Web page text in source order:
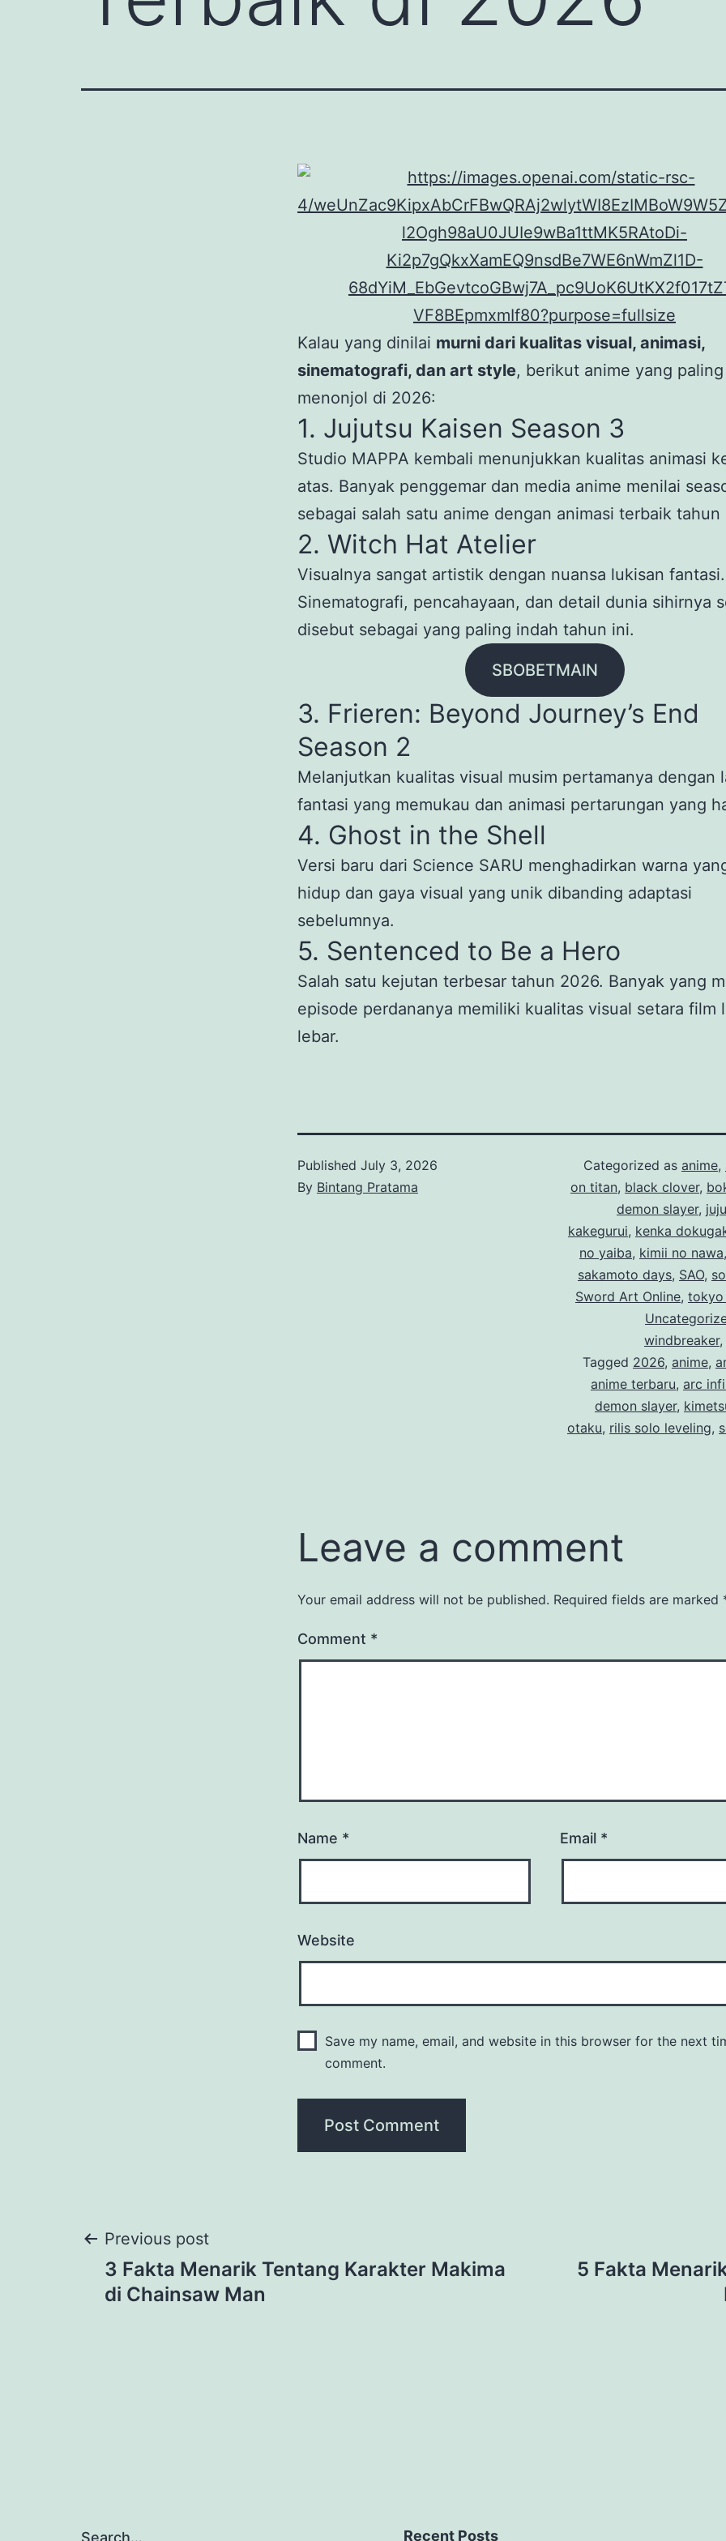
Kalau yang dinilai murni dari kualitas visual, animasi,
sinematografi, dan art style, berikut anime yang paling
menonjol di 2026:
1. Jujutsu Kaisen Season 3
Studio MAPPA kembali menunjukkan kualitas animasi
atas. Banyak penggemar dan media anime menilai
sebagai salah satu anime dengan animasi terbaik tahun
2. Witch Hat Atelier
Visualnya sangat artistik dengan nuansa lukisan fantasi.
Sinematografi, pencahayaan, dan detail dunia sihirnya
disebut sebagai yang paling indah tahun ini.
SBOBETMAIN
3. Frieren: Beyond Journey’s End
Season 2
Melanjutkan kualitas visual musim pertamanya dengan
fantasi yang memukau dan animasi pertarungan yang
4. Ghost in the Shell
Versi baru dari Science SARU menghadirkan warna
hidup dan gaya visual yang unik dibanding adaptasi
sebelumnya.
5. Sentenced to Be a Hero
Salah satu kejutan terbesar tahun 2026. Banyak yang
episode perdananya memiliki kualitas visual setara film
lebar.
Published July 3, 2026
By Bintang Pratama
Categorized as anime,
on titan, black clover,
demon slayer,
kakegurui, kenka
no yaiba, kimii no nawa
sakamoto days, SAO,
Sword Art Online, tokyo
windbreaker,
Tagged 2026, anime,
anime terbaru, arc
demon slayer,
otaku, rilis solo leveling,
Leave a comment
Your email address will not be published. Required fields are marked
Comment *
Name * Email *
Website
Save my name, email, and website in this browser for the next
comment.
Post
navigation
Previous post
3 Fakta Menarik Tentang Karakter Makima
di Chainsaw Man
5 Fakta
Search… Recent Posts